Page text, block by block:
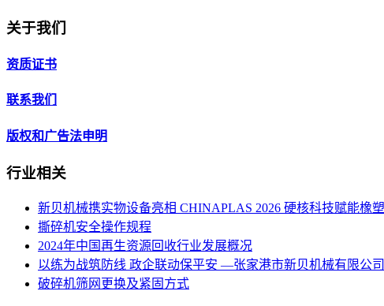
关于我们
资质证书
联系我们
版权和广告法申明
行业相关
新贝机械携实物设备亮相 CHINAPLAS 2026 硬核科技赋能橡
撕碎机安全操作规程
2024年中国再生资源回收行业发展概况
以练为战筑防线 政企联动保平安 —张家港市新贝机械有限公
破碎机筛网更换及紧固方式